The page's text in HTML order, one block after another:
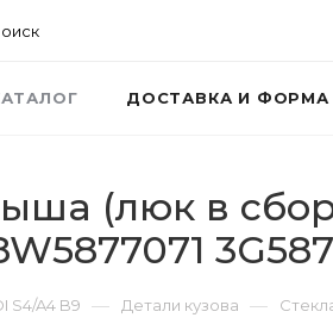
ДОСТАВКА И
(люк в
S4/A4 B9 — Детали кузова —